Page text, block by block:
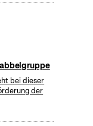
bei dieser
der